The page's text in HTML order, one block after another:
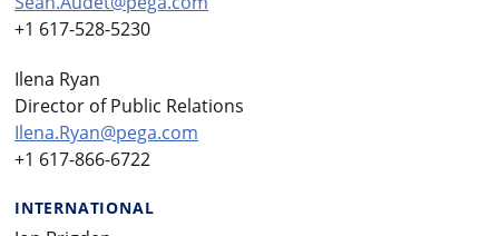
+1 617-528-5230
Ilena Ryan
Director of Public Relations
Ilena.Ryan@pega.com
+1 617-866-6722
INTERNATIONAL